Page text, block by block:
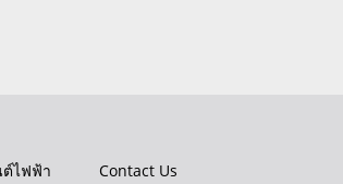
ไฟฟ้า
Contact Us